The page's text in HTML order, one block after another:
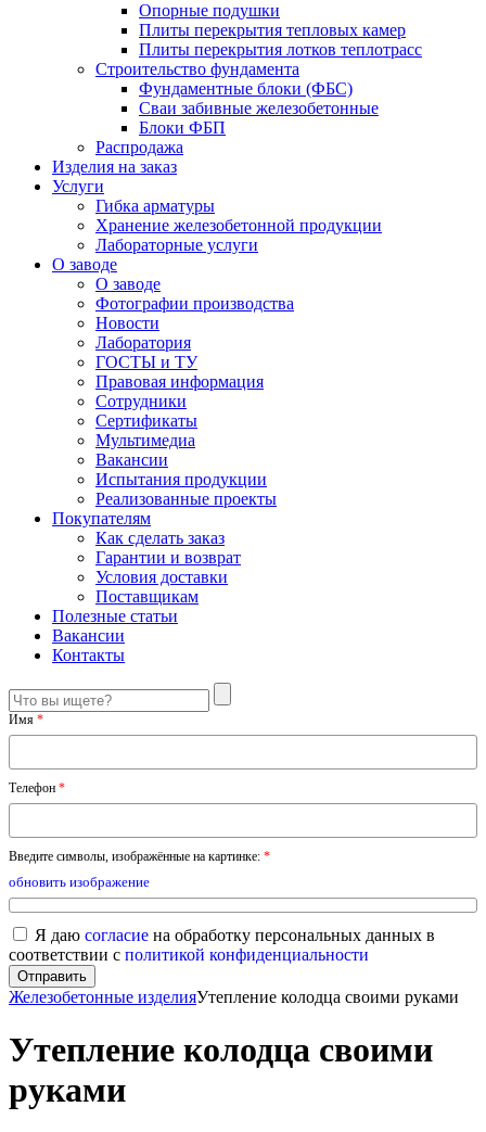
Опорные подушки
Плиты перекрытия тепловых камер
Плиты перекрытия лотков теплотрасс
Строительство фундамента
Фундаментные блоки (ФБС)
Сваи забивные железобетонные
Блоки ФБП
Распродажа
Изделия на заказ
Услуги
Гибка арматуры
Хранение железобетонной продукции
Лабораторные услуги
О заводе
О заводе
Фотографии производства
Новости
Лаборатория
ГОСТЫ и ТУ
Правовая информация
Сотрудники
Сертификаты
Мультимедиа
Вакансии
Испытания продукции
Реализованные проекты
Покупателям
Как сделать заказ
Гарантии и возврат
Условия доставки
Поставщикам
Полезные статьи
Вакансии
Контакты
Имя *
Телефон *
Введите символы, изображённые на картинке: *
обновить изображение
Я даю согласие на обработку персональных данных в
соответствии с политикой конфиденциальности
Железобетонные изделияУтепление колодца своими руками
Утепление колодца своими
руками